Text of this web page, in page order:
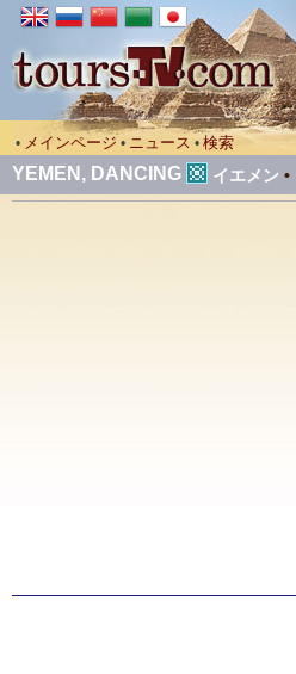
• メインページ • ニュース • 検索
YEMEN, DANCING イエメン •